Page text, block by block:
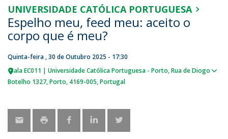
UNIVERSIDADE CATÓLICA PORTUGUESA
Espelho meu, feed meu: aceito o
corpo que é meu?
Quinta-feira , 30 de Outubro 2025 - 17:30
Sala EC011 | Universidade Católica Portuguesa - Porto Rua de Diogo
Botelho 1327 Porto 4169-005 Portugal